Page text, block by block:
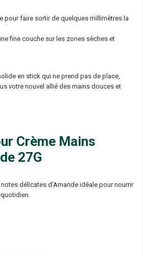
pour faire sortir de quelques millimètres la
fine couche sur les zones sèches et
en stick qui ne prend pas de place,
votre nouvel allié des mains douces et
Crème Mains
27G
délicates d’Amande idéale pour nourrir